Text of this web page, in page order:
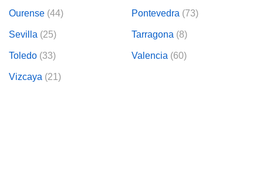
Ourense (44) Pontevedra (73)
Sevilla (25) Tarragona (8)
Toledo (33) Valencia (60)
Vizcaya (21)